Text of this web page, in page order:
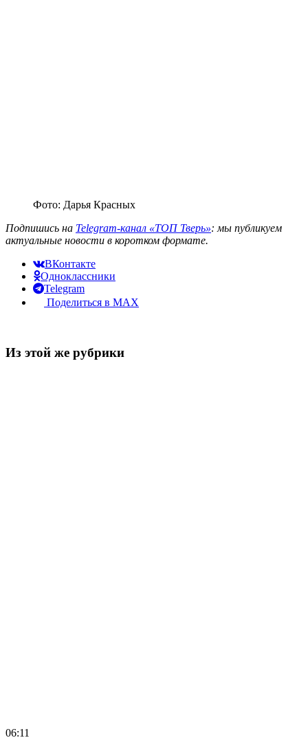
Фото: Дарья Красных
Подпишись на Telegram-канал «ТОП Тверь»: мы публикуем
актуальные новости в коротком формате.
ВКонтакте
Одноклассники
Telegram
Поделиться в MAX
Из этой же рубрики
06:11